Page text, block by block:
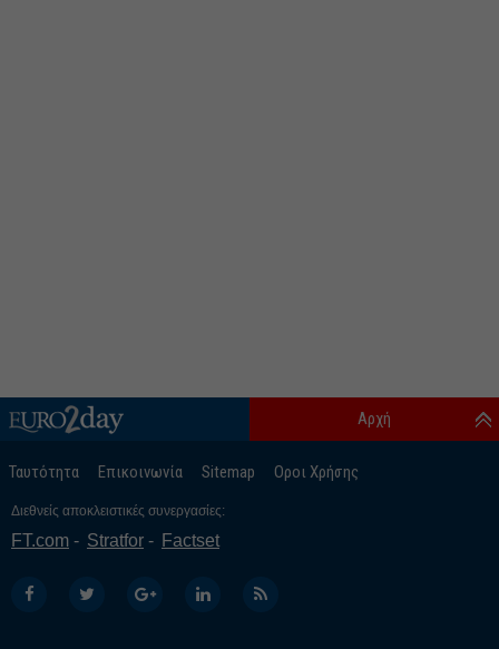
Ταυτότητα Επικοινωνία Sitemap Οροι Χρήσης
Αρχή
Διεθνείς αποκλειστικές συνεργασίες:
FT.com Stratfor Factset